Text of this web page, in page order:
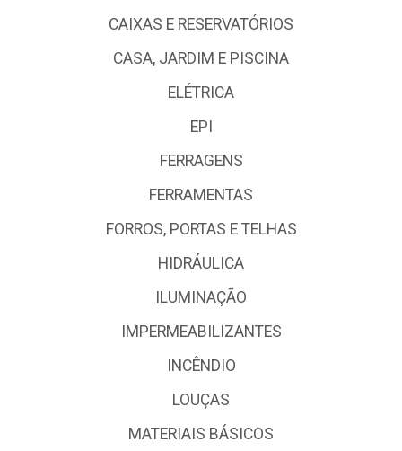
CAIXAS E RESERVATÓRIOS
CASA, JARDIM E PISCINA
ELÉTRICA
EPI
FERRAGENS
FERRAMENTAS
FORROS, PORTAS E TELHAS
HIDRÁULICA
ILUMINAÇÃO
IMPERMEABILIZANTES
INCÊNDIO
LOUÇAS
MATERIAIS BÁSICOS